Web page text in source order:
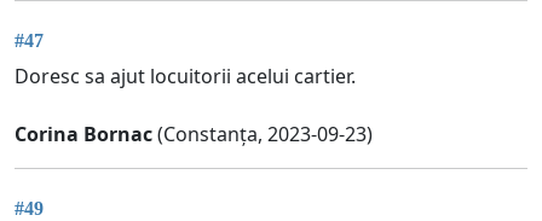
#47
Doresc sa ajut locuitorii acelui cartier.
Corina Bornac(Constanța, 2023-09-23)
#49